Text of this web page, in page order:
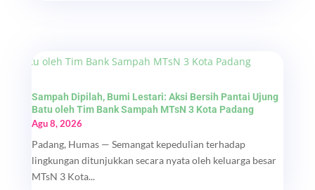
Sampah Dipilah, Bumi Lestari: Aksi Bersih Pantai Ujung
Batu oleh Tim Bank Sampah MTsN 3 Kota Padang
Agu 8, 2026
Padang, Humas — Semangat kepedulian terhadap
lingkungan ditunjukkan secara nyata oleh keluarga besar
MTsN 3 Kota...